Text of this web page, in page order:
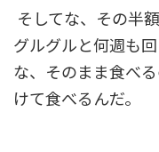
そしてな、その半
グルグルと何週も
な、そのまま食べ
けて食べるんだ。